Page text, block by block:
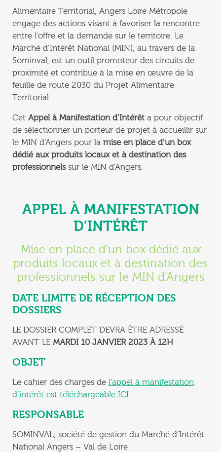
Alimentaire Territorial, Angers Loire Métropole
engage des actions visant à favoriser la rencontre
entre l’offre et la demande sur le territoire. Le
Marché d’Intérêt National (MIN), au travers de la
Sominval, est un outil promoteur des circuits de
proximité et contribue à la mise en œuvre de la
feuille de route 2030 du Projet Alimentaire
Territorial.
Cet Appel à Manifestation d’Intérêt a pour objectif
de sélectionner un porteur de projet à accueillir sur
le MIN d’Angers pour la mise en place d’un box
dédié aux produits locaux et à destination des
professionnelssur le MIN d’Angers.
APPEL À MANIFESTATION
D’INTÉRÊT
Mise en place d’un box dédié aux
produits locaux et à destination des
professionnels sur le MIN d’Angers
DATE LIMITE DE RÉCEPTION DES
DOSSIERS
LE DOSSIER COMPLET DEVRA ÊTRE ADRESSÉ
AVANT LE MARDI 10 JANVIER 2023 À 12H
OBJET
Le cahier des charges de l’appel à manifestation
d’intérêt est téléchargeable ICI.
RESPONSABLE
SOMINVAL, société de gestion du Marché d’Intérêt
National Angers – Val de Loire